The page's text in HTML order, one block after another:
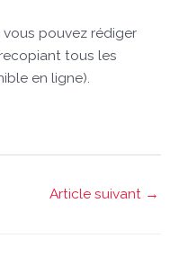
vous pouvez rédiger
tous les
en ligne).
Article suivant →